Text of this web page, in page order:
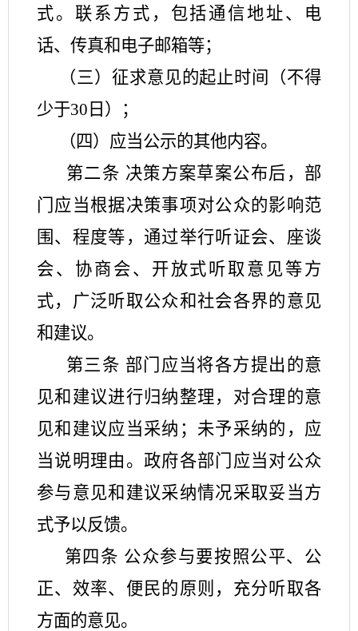
式。联系方式，包括通信地址、电
话、传真和电子邮箱等；
（三）征求意见的起止时间（不得
少于30日）；
（四）应当公示的其他内容。
第二条 决策方案草案公布后，部
门应当根据决策事项对公众的影响范
围、程度等，通过举行听证会、座谈
会、协商会、开放式听取意见等方
式，广泛听取公众和社会各界的意见
和建议。
第三条 部门应当将各方提出的意
见和建议进行归纳整理，对合理的意
见和建议应当采纳；未予采纳的，应
当说明理由。政府各部门应当对公众
参与意见和建议采纳情况采取妥当方
式予以反馈。
第四条 公众参与要按照公平、公
正、效率、便民的原则，充分听取各
方面的意见。